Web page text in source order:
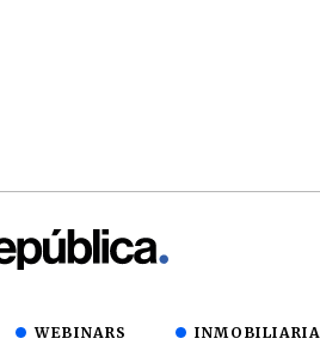
WEBINARS INMOBILIARIA